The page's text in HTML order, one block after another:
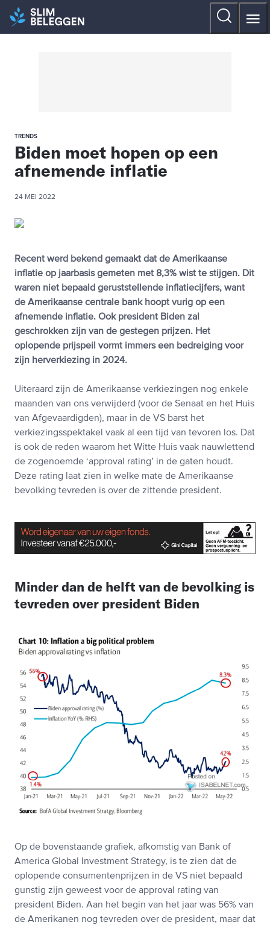
TRENDS
Biden moet hopen op een
afnemende inflatie
24 MEI 2022
Recent werd bekend gemaakt dat de Amerikaanse
inflatie op jaarbasis gemeten met 8,3% wist te stijgen. Dit
waren niet bepaald geruststellende inflatiecijfers, want
de Amerikaanse centrale bank hoopt vurig op een
afnemende inflatie. Ook president Biden zal
geschrokken zijn van de gestegen prijzen. Het
oplopende prijspeil vormt immers een bedreiging voor
zijn herverkiezing in 2024.
Uiteraard zijn de Amerikaanse verkiezingen nog enkele
maanden van ons verwijderd (voor de Senaat en het Huis
van Afgevaardigden), maar in de VS barst het
verkiezingsspektakel vaak al een tijd van tevoren los. Dat
is ook de reden waarom het Witte Huis vaak nauwlettend
de zogenoemde ‘approval rating’ in de gaten houdt.
Deze rating laat zien in welke mate de Amerikaanse
bevolking tevreden is over de zittende president.
Minder dan de helft van de bevolking is
tevreden over president Biden
Op de bovenstaande grafiek, afkomstig van Bank of
America Global Investment Strategy, is te zien dat de
oplopende consumentenprijzen in de VS niet bepaald
gunstig zijn geweest voor de approval rating van
president Biden. Aan het begin van het jaar was 56% van
de Amerikanen nog tevreden over de president, maar dat